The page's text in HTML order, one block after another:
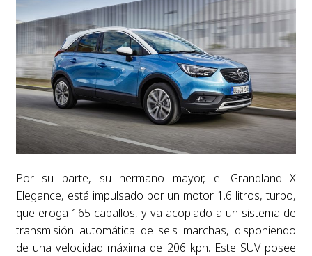
Por su parte, su hermano mayor, el Grandland X
Elegance, está impulsado por un motor 1.6 litros, turbo,
que eroga 165 caballos, y va acoplado a un sistema de
transmisión automática de seis marchas, disponiendo
de una velocidad máxima de 206 kph. Este SUV posee